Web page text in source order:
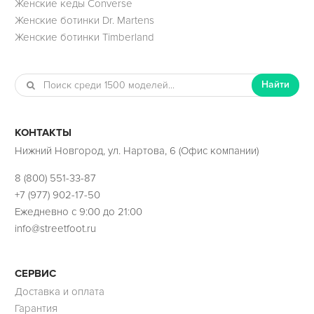
Женские кеды Converse
Женские ботинки Dr. Martens
Женские ботинки Timberland
Найти
КОНТАКТЫ
Нижний Новгород, ул. Нартова, 6 (Офис компании)
8 (800) 551-33-87
+7 (977) 902-17-50
Ежедневно с 9:00 до 21:00
info@streetfoot.ru
СЕРВИС
Доставка и оплата
Гарантия